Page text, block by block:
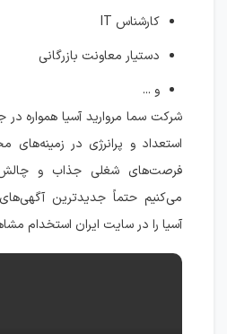
کارشناس IT
دستیار معاونت بازرگانی
و ...
شرکت سما مروارید آسیا همواره
استعداد و پرانرژی در زمینه‌های
فرصت‌های شغلی جذاب و
می‌کنیم حتماً جدیدترین
آسیا را در سایت ایران استخدام